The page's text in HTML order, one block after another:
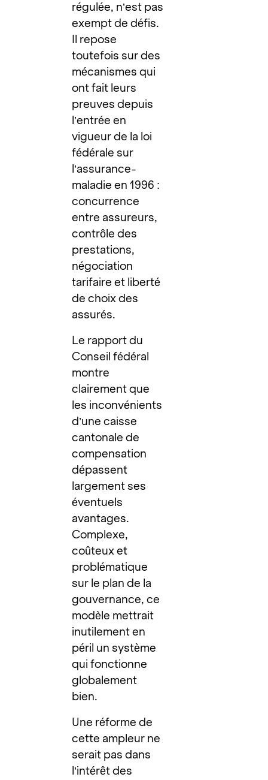
régulée, n’est pas
exempt de défis.
Il repose
toutefois sur des
mécanismes qui
ont fait leurs
preuves depuis
l’entrée en
vigueur de la loi
fédérale sur
l’assurance-
maladie en 1996 :
concurrence
entre assureurs,
contrôle des
prestations,
négociation
tarifaire et liberté
de choix des
assurés.
Le rapport du
Conseil fédéral
montre
clairement que
les inconvénients
d’une caisse
cantonale de
compensation
dépassent
largement ses
éventuels
avantages.
Complexe,
coûteux et
problématique
sur le plan de la
gouvernance, ce
modèle mettrait
inutilement en
péril un système
qui fonctionne
globalement
bien.
Une réforme de
cette ampleur ne
serait pas dans
l’intérêt des